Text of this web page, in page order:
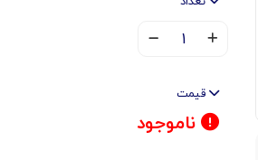
۱
قیمت
ناموجود